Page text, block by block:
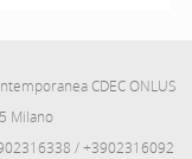
CDEC ONLUS
Milano
/ +3902316092